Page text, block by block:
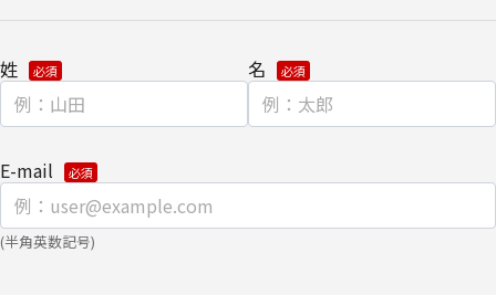
場合があります。取得可能なアクセス履歴は、メールに設定したリ
ンク先ページ、および当社と当社のグループ会社が運営・開設する
ウェブページ内に限られます。アクセス履歴は、市場分析、およ
ウェブサイトにおける、お客さまアクセス情報の取り扱いについ
て。
クッキー（cookie）とウェブビーコンの使用によるアクセス情報
姓 名
E-mail
(半角英数記号)